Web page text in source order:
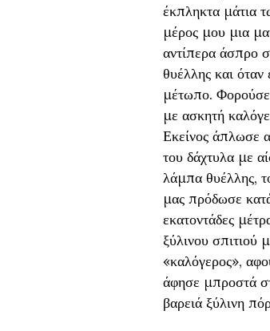
έκπληκτα μάτια
μέρος μου μια
αντίπερα άσπρο
θυέλλης και
μέτωπο. Φορούσε
με ασκητή
Εκείνος άπλωσε
του δάχτυλα με
λάμπα θυέλλης,
μας πρόδωσε
εκατοντάδες
ξύλινου σπιτιού
«καλόγερος»,
άφησε μπροστά
βαρειά ξύλινη